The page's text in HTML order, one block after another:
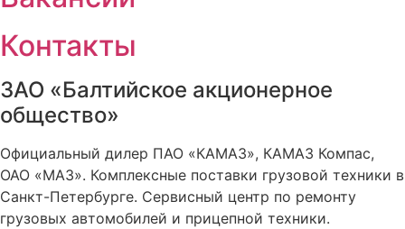
Контакты
ЗАО «Балтийское акционерное
общество»
Официальный дилер ПАО «КАМАЗ», КАМАЗ Компас,
ОАО «МАЗ». Комплексные поставки грузовой техники в
Санкт-Петербурге. Сервисный центр по ремонту
грузовых автомобилей и прицепной техники.